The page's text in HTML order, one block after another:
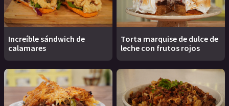
Increíble sándwich de
calamares
Torta marquise de dulce de
leche con frutos rojos